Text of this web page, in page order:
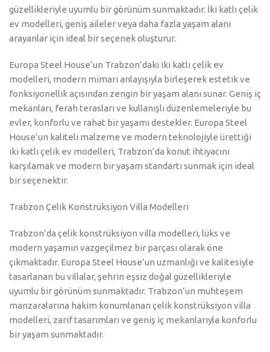
güzellikleriyle uyumlu bir görünüm sunmaktadır. İki katlı çelik
ev modelleri, geniş aileler veya daha fazla yaşam alanı
arayanlar için ideal bir seçenek oluşturur.
Europa Steel House’un Trabzon’daki iki katlı çelik ev
modelleri, modern mimari anlayışıyla birleşerek estetik ve
fonksiyonellik açısından zengin bir yaşam alanı sunar. Geniş iç
mekanları, ferah terasları ve kullanışlı düzenlemeleriyle bu
evler, konforlu ve rahat bir yaşamı destekler. Europa Steel
House’un kaliteli malzeme ve modern teknolojiyle ürettiği
iki katlı çelik ev modelleri, Trabzon’da konut ihtiyacını
karşılamak ve modern bir yaşam standartı sunmak için ideal
bir seçenektir.
Trabzon Çelik Konstrüksiyon Villa Modelleri
Trabzon’da çelik konstrüksiyon villa modelleri, lüks ve
modern yaşamın vazgeçilmez bir parçası olarak öne
çıkmaktadır. Europa Steel House’un uzmanlığı ve kalitesiyle
tasarlanan bu villalar, şehrin eşsiz doğal güzellikleriyle
uyumlu bir görünüm sunmaktadır. Trabzon’un muhteşem
manzaralarına hakim konumlanan çelik konstrüksiyon villa
modelleri, zarif tasarımları ve geniş iç mekanlarıyla konforlu
bir yaşam sunmaktadır.